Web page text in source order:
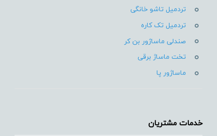
تردمیل تاشو خانگی
تردمیل تک کاره
صندلی ماساژور بن کر
تخت ماساژ برقی
ماساژور پا
خدمات مشتریان